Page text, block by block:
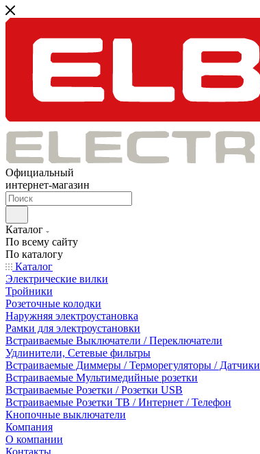
Официальный
интернет-магазин
Каталог
По всему сайту
По каталогу
Каталог
Электрические вилки
Тройники
Розеточные колодки
Наружняя электроустановка
Рамки для электроустановки
Встраиваемые Выключатели / Переключатели
Удлинители, Сетевые фильтры
Встраиваемые Диммеры / Терморегуляторы / Датчики
Встраиваемые Мультимедийные розетки
Встраиваемые Розетки / Розетки USB
Встраиваемые Розетки ТВ / Интернет / Телефон
Кнопочные выключатели
Компания
О компании